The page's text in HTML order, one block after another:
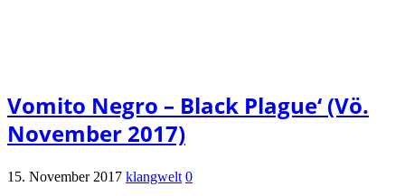
Vomito Negro – Black Plague‘ (Vö.
November 2017)
15. November 2017 klangwelt 0